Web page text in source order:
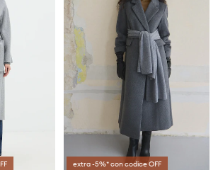
extra -5%* con codice OFF